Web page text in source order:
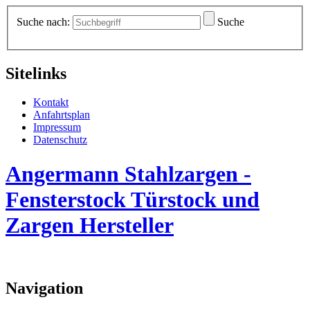
Suche nach: Suche
Sitelinks
Kontakt
Anfahrtsplan
Impressum
Datenschutz
Angermann Stahlzargen -
Fensterstock Türstock und
Zargen Hersteller
Navigation